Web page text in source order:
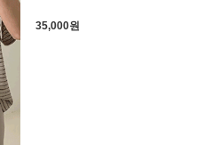
35,000원